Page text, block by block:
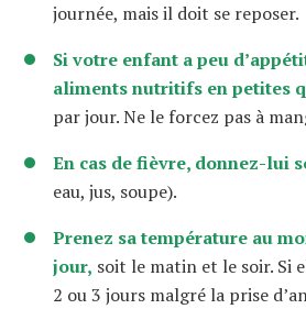
journée, mais il doit se reposer.
Si votre enfant a peu
aliments nutritifs en petites
par jour. Ne le forcez pas à
En cas de fièvre, donnez-lui
eau, jus, soupe).
Prenez sa température au
jour, soit le matin et le soir. Si
2 ou 3 jours malgré la prise